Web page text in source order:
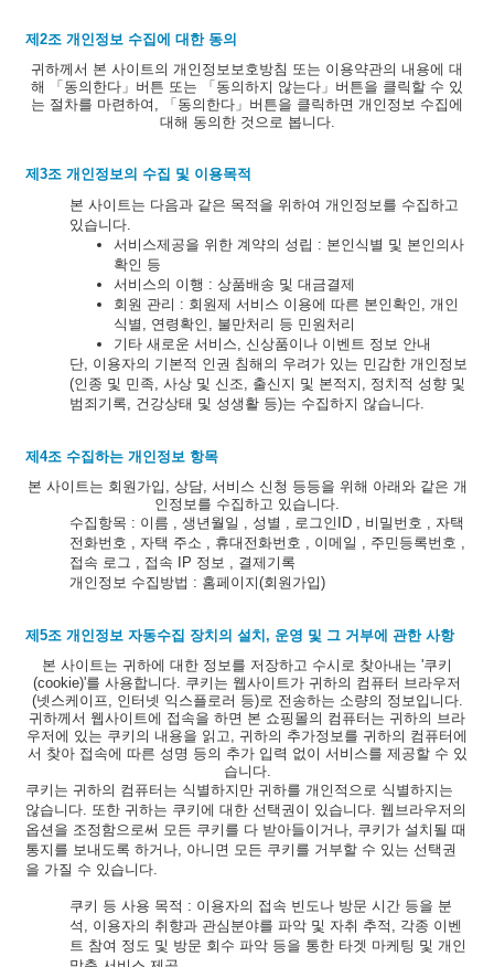
제2조 개인정보 수집에 대한 동의
귀하께서 본 사이트의 개인정보보호방침 또는 이용약관의 내용에 대
해 「동의한다」버튼 또는 「동의하지 않는다」버튼을 클릭할 수 있
는 절차를 마련하여, 「동의한다」버튼을 클릭하면 개인정보 수집에
대해 동의한 것으로 봅니다.
제3조 개인정보의 수집 및 이용목적
본 사이트는 다음과 같은 목적을 위하여 개인정보를 수집하고
있습니다.
서비스제공을 위한 계약의 성립 : 본인식별 및 본인의사
확인 등
서비스의 이행 : 상품배송 및 대금결제
회원 관리 : 회원제 서비스 이용에 따른 본인확인, 개인
식별, 연령확인, 불만처리 등 민원처리
기타 새로운 서비스, 신상품이나 이벤트 정보 안내
단, 이용자의 기본적 인권 침해의 우려가 있는 민감한 개인정보
(인종 및 민족, 사상 및 신조, 출신지 및 본적지, 정치적 성향 및
범죄기록, 건강상태 및 성생활 등)는 수집하지 않습니다.
제4조 수집하는 개인정보 항목
본 사이트는 회원가입, 상담, 서비스 신청 등등을 위해 아래와 같은 개
인정보를 수집하고 있습니다.
수집항목 : 이름 , 생년월일 , 성별 , 로그인ID , 비밀번호 , 자택
전화번호 , 자택 주소 , 휴대전화번호 , 이메일 , 주민등록번호 ,
접속 로그 , 접속 IP 정보 , 결제기록
개인정보 수집방법 : 홈페이지(회원가입)
제5조 개인정보 자동수집 장치의 설치, 운영 및 그 거부에 관한 사항
본 사이트는 귀하에 대한 정보를 저장하고 수시로 찾아내는 '쿠키
(cookie)'를 사용합니다. 쿠키는 웹사이트가 귀하의 컴퓨터 브라우저
(넷스케이프, 인터넷 익스플로러 등)로 전송하는 소량의 정보입니다.
귀하께서 웹사이트에 접속을 하면 본 쇼핑몰의 컴퓨터는 귀하의 브라
우저에 있는 쿠키의 내용을 읽고, 귀하의 추가정보를 귀하의 컴퓨터에
서 찾아 접속에 따른 성명 등의 추가 입력 없이 서비스를 제공할 수 있
습니다.
쿠키는 귀하의 컴퓨터는 식별하지만 귀하를 개인적으로 식별하지는
않습니다. 또한 귀하는 쿠키에 대한 선택권이 있습니다. 웹브라우저의
옵션을 조정함으로써 모든 쿠키를 다 받아들이거나, 쿠키가 설치될 때
통지를 보내도록 하거나, 아니면 모든 쿠키를 거부할 수 있는 선택권
을 가질 수 있습니다.
쿠키 등 사용 목적 : 이용자의 접속 빈도나 방문 시간 등을 분
석, 이용자의 취향과 관심분야를 파악 및 자취 추적, 각종 이벤
트 참여 정도 및 방문 회수 파악 등을 통한 타겟 마케팅 및 개인